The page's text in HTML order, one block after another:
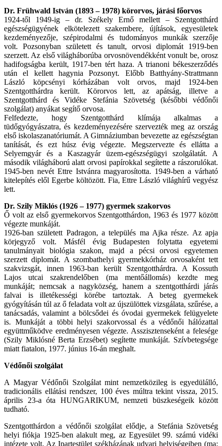
Dr. Frühwald István (1893 – 1978) körorvos, járási főorvos
1924-től 1949-ig – dr. Székely Ernő mellett – Szentgotthárd
egészségügyének elkötelezett szakembere, újítások, egyesületek
kezdeményezője, szépirodalmi és tudományos munkák szerzője
volt. Pozsonyban született és tanult, orvosi diplomát 1919-ben
szerzett. Az első világháborúba orvosnövendékként vonult be, orosz
hadifogságba került, 1917-ben tért haza. A trianoni békeszerződés
után el kellett hagynia Pozsonyt. Előbb Batthyány-Strattmann
László köpcsényi kórházában volt orvos, majd 1924-ben
Szentgotthárdra került. Körorvos lett, az apátság, illetve a
Szentgotthárd és Vidéke Stefánia Szövetség (későbbi védőnői
szolgálat) anyákat segítő orvosa.
Felfedezte, hogy Szentgotthárd klímája alkalmas a
tüdőgyógyászatra, és kezdeményezésére szervezték meg az ország
első iskolaszanatóriumát. A Gimnáziumban bevezette az egészségtan
tanítását, és ezt húsz évig végezte. Megszervezte és ellátta a
Selyemgyár és a Kaszagyár üzem-egészségügyi szolgálatát. A
második világháború alatt orvosi papírokkal segítette a rászorulókat.
1945-ben nevét Ettre Istvánra magyarosította. 1949-ben a várható
kitelepítés elől Egerbe költözött. Fia, Ettre László világhírű vegyész
lett.
Dr. Szily Miklós (1926 – 1977) gyermek szakorvos
Ő volt az első gyermekorvos Szentgotthárdon, 1963 és 1977 között
végezte munkáját.
1926-ban született Padragon, a település ma Ajka része. Az apja
körjegyző volt. Másfél évig Budapesten folytatta egyetemi
tanulmányait biológia szakon, majd a pécsi orvosi egyetemen
szerzett diplomát. A szombathelyi gyermekkórház orvosaként tett
szakvizsgát, innen 1963-ban került Szentgotthárdra. A Kossuth
Lajos utcai szakrendelőben (ma mentőállomás) kezdte meg
munkáját; nemcsak a nagyközség, hanem a szentgotthárdi járás
falvai is illetékességi körébe tartoztak. A beteg gyermekek
gyógyításán túl az ő feladata volt az újszülöttek vizsgálata, szűrése, a
tanácsadás, valamint a bölcsődei és óvodai gyermekek felügyelete
is. Munkáját a többi helyi szakorvossal és a védőnői hálózattal
együttműködve eredményesen végezte. Asszisztenseként a felesége
(Szily Miklósné Berta Erzsébet) segítette munkáját. Szívbetegsége
miatt fiatalon, 1977. június 16-án meghalt.
Védőnői szolgálat
A Magyar Védőnői Szolgálat mint nemzetközileg is egyedülálló,
tradicionális ellátási rendszer, 100 éves múltra tekint vissza, 2015.
április 23-a óta HUNGARIKUM, nemzeti büszkeségeik között
tudható.
Szentgotthárdon a védőnői szolgálat elődje, a Stefánia Szövetség
helyi fiókja 1925-ben alakult meg, az Egyesület 99. számú vidéki
intézete volt. Az Ipartestület székházának udvari helyiségeiben (ma: